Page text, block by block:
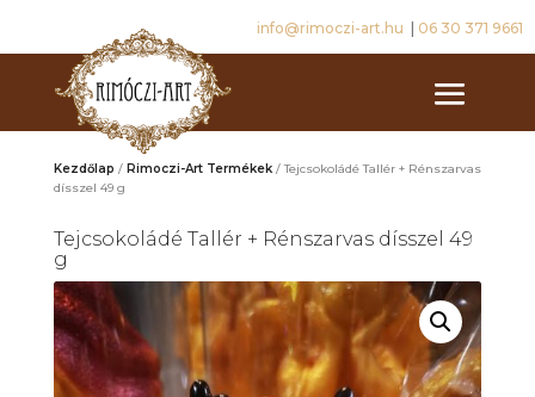
info@rimoczi-art.hu 06 30 371 9661
Kezdőlap / Rimoczi-Art Termékek/ Tejcsokoládé Tallér + Rénszarvas
dísszel 49 g
Tejcsokoládé Tallér + Rénszarvas dísszel 49
g